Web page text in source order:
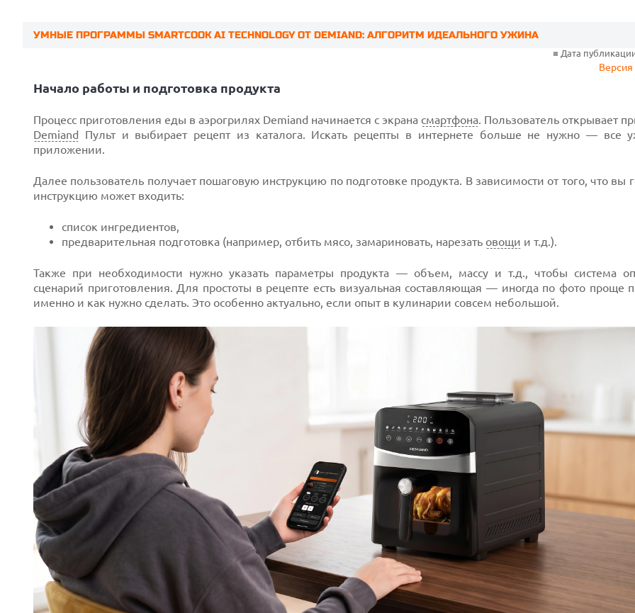
УМНЫЕ ПРОГРАММЫ SMARTCOOK AI TECHNOLOGY ОТ DEMIAND: АЛГОРИТМ ИДЕАЛЬНОГО УЖИНА
■ Дата
Версия
Начало работы и подготовка продукта
Процесс приготовления еды в аэрогрилях Demiand начинается с экрана смартфона. Пользователь открывает
Demiand Пульт и выбирает рецепт из каталога. Искать рецепты в интернете больше не нужно — все
приложении.
Далее пользователь получает пошаговую инструкцию по подготовке продукта. В зависимости от того, что вы
инструкцию может входить:
список ингредиентов,
предварительная подготовка (например, отбить мясо, замариновать, нарезать овощи и т.д.).
Также при необходимости нужно указать параметры продукта — объем, массу и т.д., чтобы система
сценарий приготовления. Для простоты в рецепте есть визуальная составляющая — иногда по фото проще
именно и как нужно сделать. Это особенно актуально, если опыт в кулинарии совсем небольшой.
Prev
Next